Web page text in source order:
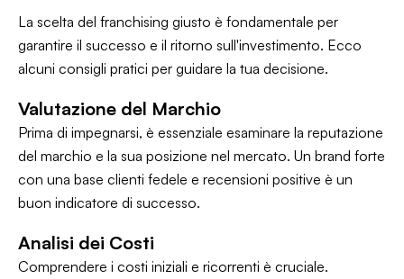
La scelta del franchising giusto è fondamentale per
garantire il successo e il ritorno sull'investimento. Ecco
alcuni consigli pratici per guidare la tua decisione.
Valutazione del Marchio
Prima di impegnarsi, è essenziale esaminare la reputazione
del marchio e la sua posizione nel mercato. Un brand forte
con una base clienti fedele e recensioni positive è un
buon indicatore di successo.
Analisi dei Costi
Comprendere i costi iniziali e ricorrenti è cruciale.